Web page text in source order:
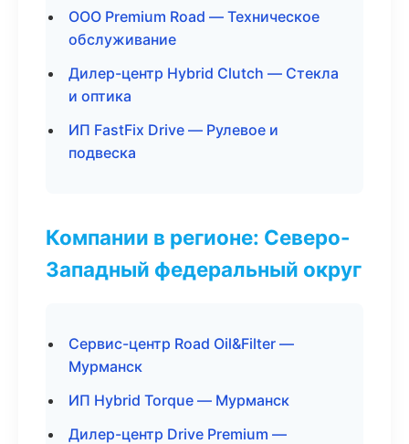
ООО Premium Road — Техническое
обслуживание
Дилер-центр Hybrid Clutch — Стекла
и оптика
ИП FastFix Drive — Рулевое и
подвеска
Компании в регионе: Северо-
Западный федеральный округ
Сервис-центр Road Oil&Filter —
Мурманск
ИП Hybrid Torque — Мурманск
Дилер-центр Drive Premium —